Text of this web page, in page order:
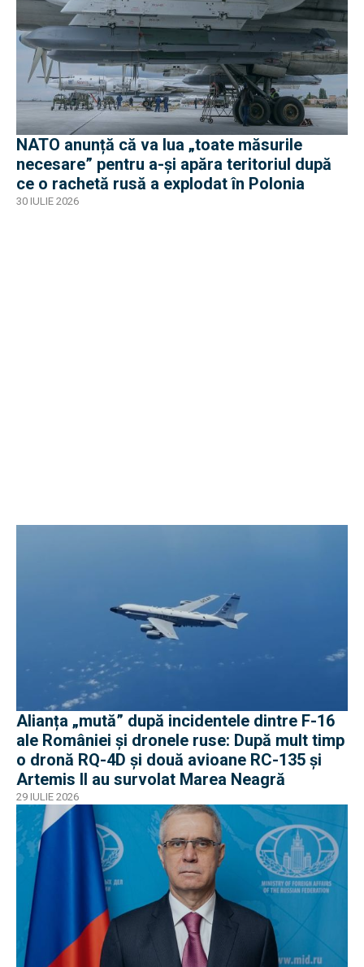
NATO anunță că va lua „toate măsurile
necesare” pentru a-și apăra teritoriul după
ce o rachetă rusă a explodat în Polonia
30 IULIE 2026
Alianța „mută” după incidentele dintre F-16
ale României și dronele ruse: După mult timp
o dronă RQ-4D și două avioane RC-135 și
Artemis II au survolat Marea Neagră
29 IULIE 2026